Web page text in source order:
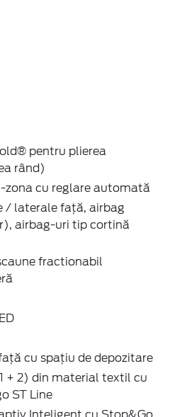
pentru plierea
rând)
cu reglare automată
/ laterale față, airbag
airbag-uri tip cortină
fractionabil
cu spaţiu de depozitare
+ 2) din material textil cu
ST Line